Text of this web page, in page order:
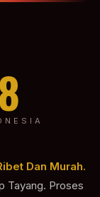
Dan Murah.
Tayang. Proses